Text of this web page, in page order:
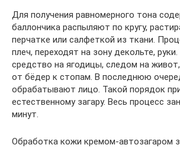
Для получения равномерного тона
баллончика распыляют по кругу,
перчатке или салфеткой из ткани.
плеч, переходят на зону декольте,
средство на ягодицы, следом на
от бёдер к стопам. В последнюю
обрабатывают лицо. Такой порядок
естественному загару. Весь процесс
минут.
Обработка кожи кремом-автозагаром